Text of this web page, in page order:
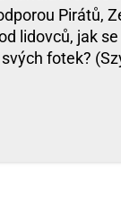
Pirátů,
lidovců, jak
fotek?